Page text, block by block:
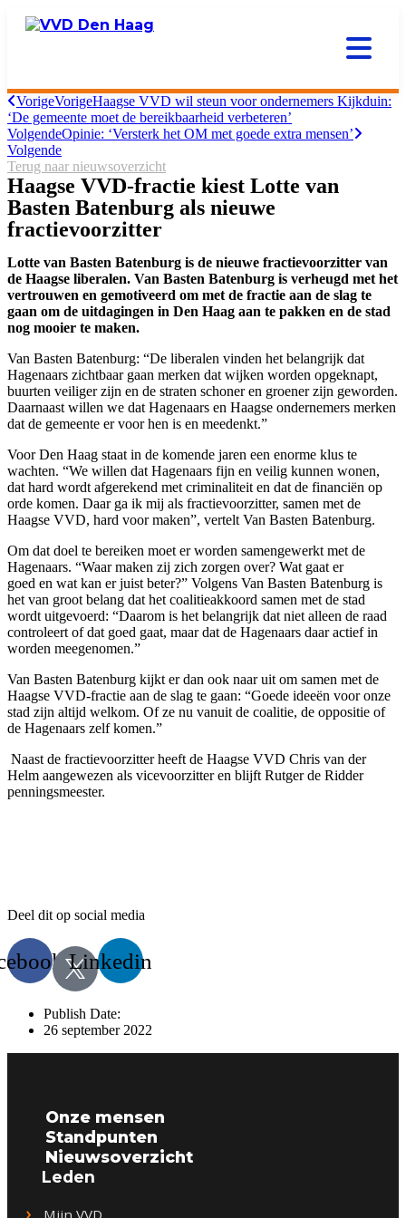
VorigeVorigeHaagse VVD wil steun voor ondernemers Kijkduin:
‘De gemeente moet de bereikbaarheid verbeteren’
VolgendeOpinie: ‘Versterk het OM met goede extra mensen’
Volgende
Terug naar nieuwsoverzicht
Haagse VVD-fractie kiest Lotte van
Basten Batenburg als nieuwe
fractievoorzitter
Lotte van Basten Batenburg is de nieuwe fractievoorzitter van
de Haagse liberalen. Van Basten Batenburg is verheugd met het
vertrouwen en gemotiveerd om met de fractie aan de slag te
gaan om de uitdagingen in Den Haag aan te pakken en de stad
nog mooier te maken.
Van Basten Batenburg: “De liberalen vinden het belangrijk dat
Hagenaars zichtbaar gaan merken dat wijken worden opgeknapt,
buurten veiliger zijn en de straten schoner en groener zijn geworden.
Daarnaast willen we dat Hagenaars en Haagse ondernemers merken
dat de gemeente er voor hen is en meedenkt.”
Voor Den Haag staat in de komende jaren een enorme klus te
wachten. “We willen dat Hagenaars fijn en veilig kunnen wonen,
dat hard wordt afgerekend met criminaliteit en dat de financiën op
orde komen. Daar ga ik mij als fractievoorzitter, samen met de
Haagse VVD, hard voor maken”, vertelt Van Basten Batenburg.
Om dat doel te bereiken moet er worden samengewerkt met de
Hagenaars. “Waar maken zij zich zorgen over? Wat gaat er
goed en wat kan er juist beter?” Volgens Van Basten Batenburg is
het van groot belang dat het coalitieakkoord samen met de stad
wordt uitgevoerd: “Daarom is het belangrijk dat niet alleen de raad
controleert of dat goed gaat, maar dat de Hagenaars daar actief in
worden meegenomen.”
Van Basten Batenburg kijkt er dan ook naar uit om samen met de
Haagse VVD-fractie aan de slag te gaan: “Goede ideeën voor onze
stad zijn altijd welkom. Of ze nu vanuit de coalitie, de oppositie of
de Hagenaars zelf komen.”
Naast de fractievoorzitter heeft de Haagse VVD Chris van der
Helm aangewezen als vicevoorzitter en blijft Rutger de Ridder
penningsmeester.
Deel dit op social media
Linkedin
Publish Date:
26 september 2022
Onze mensen
Standpunten
Nieuwsoverzicht
Leden
Mijn VVD